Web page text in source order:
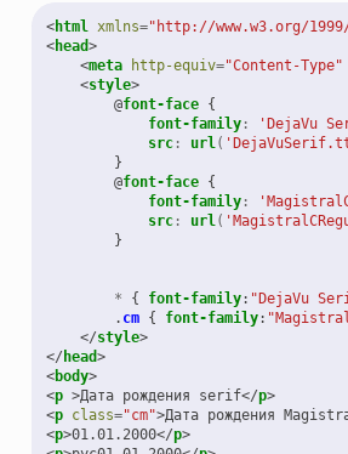
<html xmlns="http://www.w3.org/
<head>
<meta http-equiv="Content-Type"
<style>
@font-face {
font-family: 'DejaVu
src: url(
}
@font-face {
font-family:
src: url(
}
* { font-family: "DejaVu
. cm { font-family:
</style>
</ head>
<body>
<p >Дата рождения serif</p>
<p class="cm">Дата рождения
<p>01.01.2000</p>